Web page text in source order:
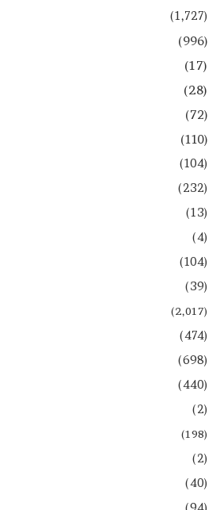
(1,727)
(996)
(17)
(28)
(72)
(110)
(104)
(232)
(13)
(4)
(104)
(39)
(2,017)
(474)
(698)
(440)
(2)
(198)
(2)
(40)